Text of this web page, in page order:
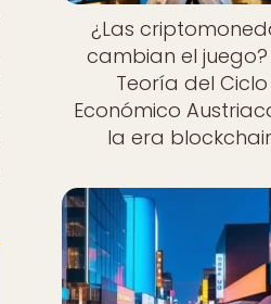
¿Las
cambian el juego?
Teoría del Ciclo
Económico
la era